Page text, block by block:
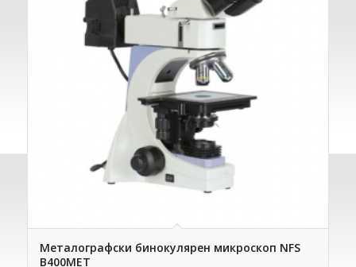
Металографски бинокулярен микроскоп NFS
B400МЕТ